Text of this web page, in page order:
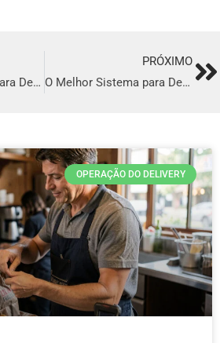
O Melhor Sistema para Delivery em Cambé
PRÓXIMO
O Melhor Sistema para Delivery em Erechim
OPERAÇÃO DO DELIVERY